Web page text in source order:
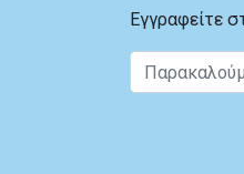
Εγγραφείτε